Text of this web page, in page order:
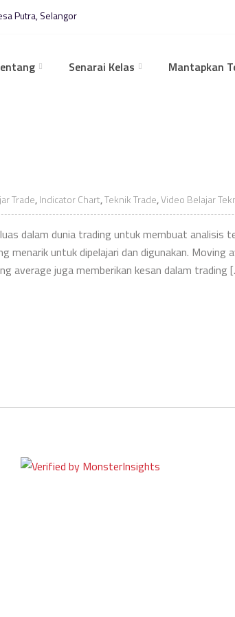
Putra, Selangor
Senarai Kelas Mantapkan
Trade,Indicator Chart,Teknik Trade,Video Belajar
dalam dunia trading untuk membuat analisis
menarik untuk dipelajari dan digunakan.
average juga memberikan kesan dalam trading